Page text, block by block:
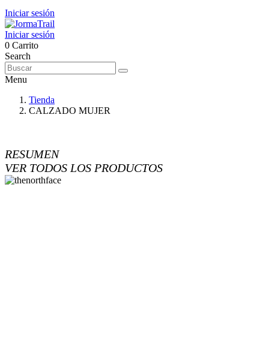
Iniciar sesión
Iniciar sesión
0 Carrito
Search
Menu
Tienda
CALZADO MUJER
RESUMEN
VER TODOS LOS PRODUCTOS